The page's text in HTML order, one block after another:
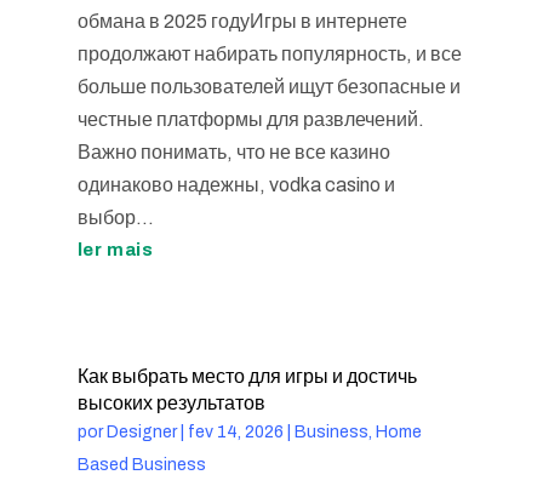
обмана в 2025 годуИгры в интернете
продолжают набирать популярность, и все
больше пользователей ищут безопасные и
честные платформы для развлечений.
Важно понимать, что не все казино
одинаково надежны, vodka casino и
выбор...
ler mais
Как выбрать место для игры и достичь
высоких результатов
por Designer| fev 14, 2026
Business, Home
Based Business